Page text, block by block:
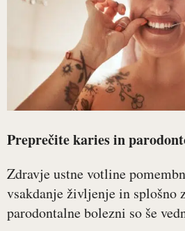
Preprečite karies in
Zdravje ustne votline
vsakdanje življenje in splošno
parodontalne bolezni so še